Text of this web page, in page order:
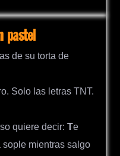
pastel
de su torta de
Solo las letras TNT.
quiere decir: Te
sople mientras salgo